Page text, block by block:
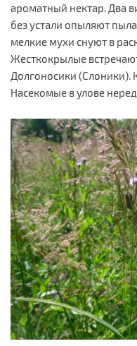
ароматный нектар. Два
без устали опыляют
мелкие мухи снуют в
Жесткокрылые
Долгоносики (Слоники).
Насекомые в улове